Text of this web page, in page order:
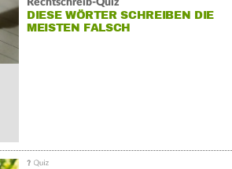
Rechtschreib-Quiz
DIESE WÖRTER SCHREIBEN DIE
MEISTEN FALSCH